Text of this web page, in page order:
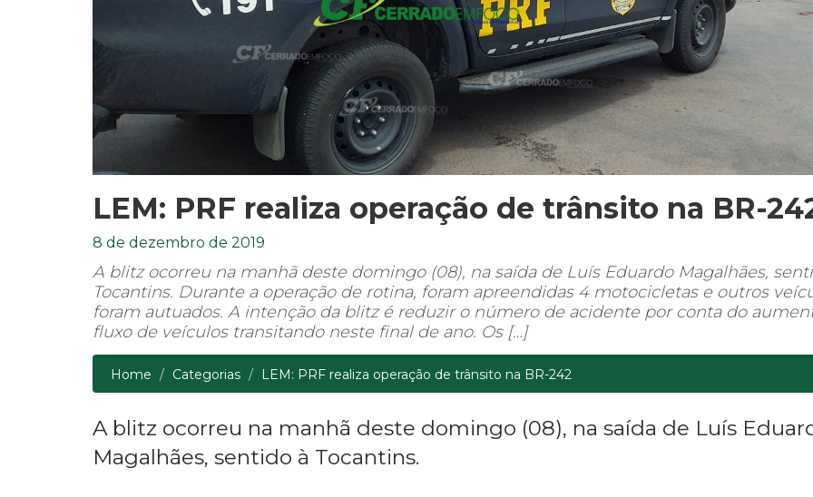
LEM: PRF realiza operação de trânsito na BR-
8 de dezembro de 2019
A blitz ocorreu na manhã deste domingo (08), na saída de Luís Eduardo Magalhães,
Tocantins. Durante a operação de rotina, foram apreendidas 4 motocicletas e outros
foram autuados. A intenção da blitz é reduzir o número de acidente por conta do
fluxo de veículos transitando neste final de ano. Os […]
Home Categorias LEM: PRF realiza operação de trânsito na BR-242